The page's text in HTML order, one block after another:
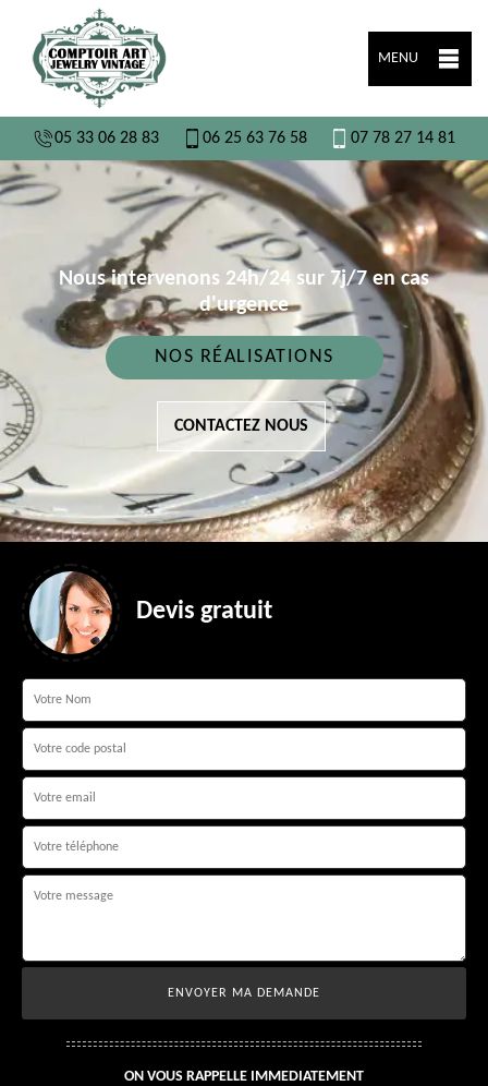
MENU
05 33 06 28 83 06 25 63 76 58 07 78 27 14 81
Nous intervenons 24h/24 sur 7j/7 en cas
d'urgence
NOS RÉALISATIONS
CONTACTEZ NOUS
Devis gratuit
ON VOUS RAPPELLE IMMEDIATEMENT